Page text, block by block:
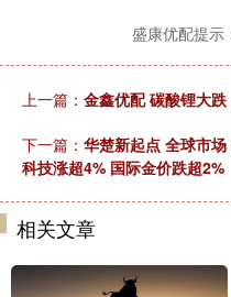
盛康优配提示
上一篇： 金鑫优配 碳酸锂大
下一篇： 华楚新起点 全球市
科技涨超4% 国际金价跌超2%
相关文章